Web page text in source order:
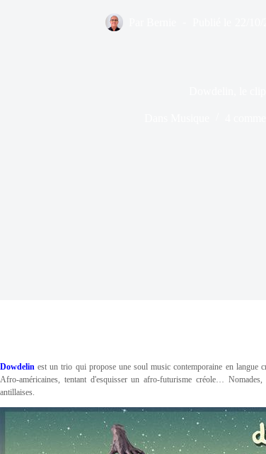
Dowdelin est un trio qui propose une soul music contemporaine en langue
Afro-américaines, tentant d'esquisser un afro-futurisme créole…
antillaises.